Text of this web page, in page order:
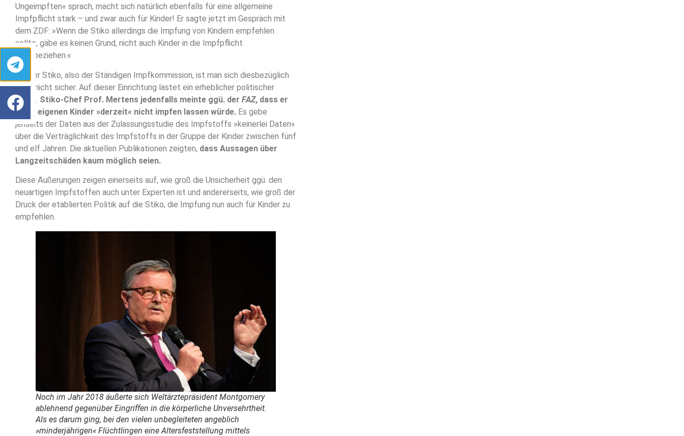
Ungeimpften« sprach, macht sich natürlich ebenfalls für eine allgemeine
Impfpflicht stark – und zwar auch für Kinder! Er sagte jetzt im Gespräch mit
dem ZDF: »Wenn die Stiko allerdings die Impfung von Kindern empfehlen
sollte, gäbe es keinen Grund, nicht auch Kinder in die Impfpflicht
einzubeziehen.«
Bei der Stiko, also der Ständigen Impfkommission, ist man sich diesbezüglich
noch nicht sicher. Auf dieser Einrichtung lastet ein erheblicher politischer
Druck. Stiko-Chef Prof. Mertens jedenfalls meinte ggü. der FAZ, dass er
seine eigenen Kinder »derzeit« nicht impfen lassen würde. Es gebe
jenseits der Daten aus der Zulassungsstudie des Impfstoffs »keinerlei Daten«
über die Verträglichkeit des Impfstoffs in der Gruppe der Kinder zwischen fünf
und elf Jahren. Die aktuellen Publikationen zeigten, dass Aussagen über
Langzeitschäden kaum möglich seien.
Diese Äußerungen zeigen einerseits auf, wie groß die Unsicherheit ggü. den
neuartigen Impfstoffen auch unter Experten ist und andererseits, wie groß der
Druck der etablierten Politik auf die Stiko, die Impfung nun auch für Kinder zu
empfehlen.
Noch im Jahr 2018 äußerte sich Weltärztepräsident Montgomery
ablehnend gegenüber Eingriffen in die körperliche Unversehrtheit.
Als es darum ging, bei den vielen unbegleiteten angeblich
»minderjährigen« Flüchtlingen eine Altersfeststellung mittels